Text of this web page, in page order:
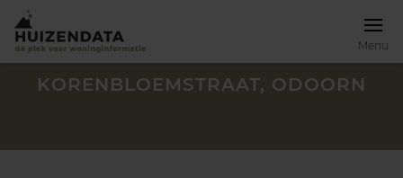
Menu
KORENBLOEMSTRAAT, ODOORN